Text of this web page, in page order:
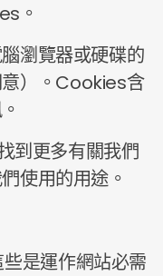
。
瀏覽器或硬碟的
）。Cookies含
到更多有關我們
使用的用途。
是運作網站必需